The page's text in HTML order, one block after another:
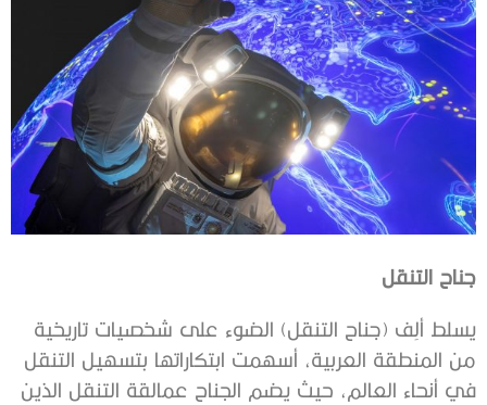
جناح التنقل
يسلط ألِف (جناح التنقل) الضوء على شخصيات تاريخية
من المنطقة العربية، أسهمت ابتكاراتها بتسهيل التنقل
في أنحاء العالم، حيث يضم الجناح عمالقة التنقل الذين